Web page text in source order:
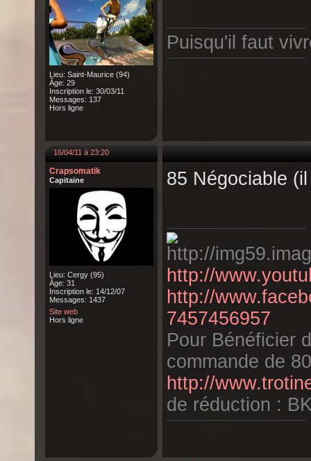
Lieu: Saint-Maurice (94)
Âge: 29
Inscription le: 30/03/11
Messages: 137
Hors ligne
Puisqu'il faut
16/04/11 à 23:20
Crapsomatik
Capitaine
Lieu: Cergy (95)
Âge: 31
Inscription le: 14/12/07
Messages: 1437
Site web
Hors ligne
85 Négociable
http://
http://
7457456957
Pour Bénéficier
commande de
http://
de réduction :